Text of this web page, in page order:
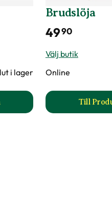
i lager
produktsida
Brudslöja
4990
Välj butik
Online
Till